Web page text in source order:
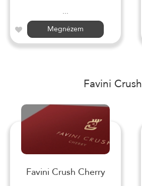
...
Megnézem
Favini Crush
Favini Crush Cherry